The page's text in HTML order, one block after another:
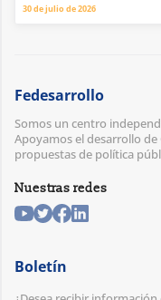
30 de julio de 2026
Fedesarrollo
Somos un centro
Apoyamos el desarrollo
propuestas de política
Nuestras redes
Boletín